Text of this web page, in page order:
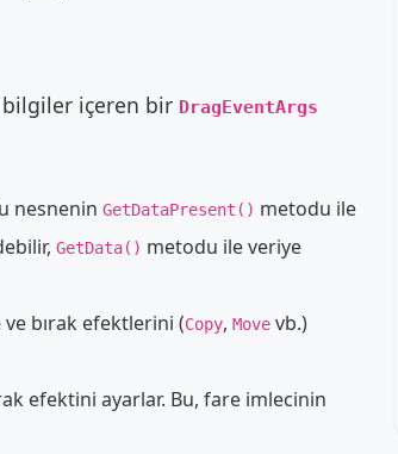
bilgiler içeren bir DragEventArgs
nesnenin GetDataPresent() metodu ile
GetData() metodu ile veriye
bırak efektlerini (Copy, Move vb.)
efektini ayarlar. Bu, fare imlecinin